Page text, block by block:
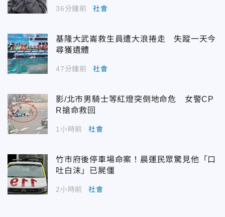
36分鐘前 社會
基隆大武崙救生員遭大浪捲走 失蹤一天今
尋獲遺體
47分鐘前 社會
影/北市男騎士等紅燈突倒地命危 女警CP
R搶命救回
1小時前 社會
竹市府後停車場命案！晨運民眾驚見他「口
吐白沫」已屍僵
2小時前 社會